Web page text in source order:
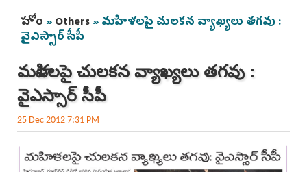
You are here
హోం »Others» మహిళలపై చులకన వ్యాఖ్యలు తగవు :
వైఎస్సార్ సీపీ
మహిళలపై చులకన వ్యాఖ్యలు తగవు :
వైఎస్సార్ సీపీ
25 Dec 2012 7:31 PM